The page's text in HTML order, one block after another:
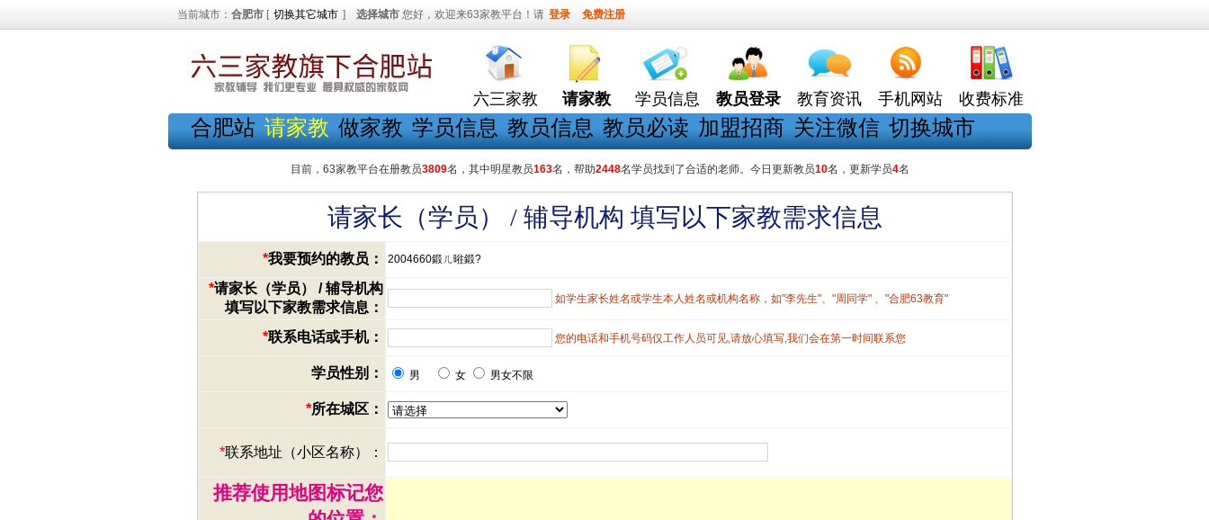
当前城市： 合肥市 [ 切换其它城市 ] 选择城市 您好，欢迎来63家教平台！请 登录 免费注册
六三家教 请家教 学员信息 教员登录 教育资讯 手机网站 收费标准
合肥站 请家教 做家教 学员信息 教员信息 教员必读 加盟招商 关注微信 切换城市
目前，63家教平台在册教员3809名，其中明星教员163名，帮助2448名学员找到了合适的老师。今日更新教员10名，更新学员4名
请家长（学员） / 辅导机构 填写以下家教需求信息
*我要预约的教员： 2004660鍛ㄦ暀鍛?
*请家长（学员） / 辅导机构
填写以下家教需求信息：
如学生家长姓名或学生本人姓名或机构名称，如"李先生"、"周同学" 、"合肥63教育"
*联系电话或手机： 您的电话和手机号码仅工作人员可见,请放心填写,我们会在第一时间联系您
学员性别： 男 女 男女不限
*所在城区：
*联系地址（小区名称）：
推荐使用地图标记您